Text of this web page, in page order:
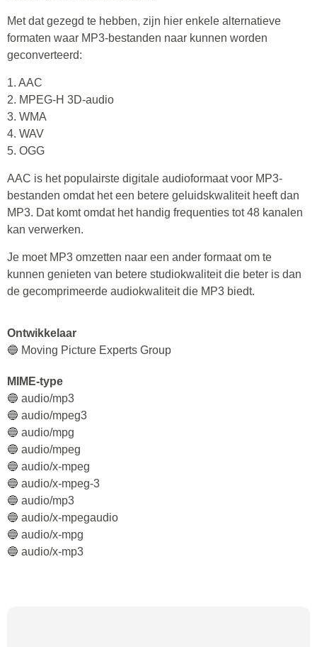
Met dat gezegd te hebben, zijn hier enkele alternatieve
formaten waar MP3-bestanden naar kunnen worden
geconverteerd:
1. AAC
2. MPEG-H 3D-audio
3. WMA
4. WAV
5. OGG
AAC is het populairste digitale audioformaat voor MP3-
bestanden omdat het een betere geluidskwaliteit heeft dan
MP3. Dat komt omdat het handig frequenties tot 48 kanalen
kan verwerken.
Je moet MP3 omzetten naar een ander formaat om te
kunnen genieten van betere studiokwaliteit die beter is dan
de gecomprimeerde audiokwaliteit die MP3 biedt.
Ontwikkelaar
🔵 Moving Picture Experts Group
MIME-type
🔵 audio/mp3
🔵 audio/mpeg3
🔵 audio/mpg
🔵 audio/mpeg
🔵 audio/x-mpeg
🔵 audio/x-mpeg-3
🔵 audio/mp3
🔵 audio/x-mpegaudio
🔵 audio/x-mpg
🔵 audio/x-mp3